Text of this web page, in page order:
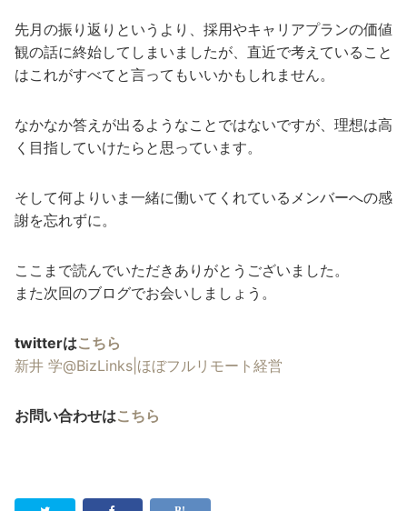
先月の振り返りというより、採用やキャリアプランの価値
観の話に終始してしまいましたが、直近で考えていること
はこれがすべてと言ってもいいかもしれません。
なかなか答えが出るようなことではないですが、理想は高
く目指していけたらと思っています。
そして何よりいま一緒に働いてくれているメンバーへの感
謝を忘れずに。
ここまで読んでいただきありがとうございました。
また次回のブログでお会いしましょう。
twitterはこちら
新井 学@BizLinks|ほぼフルリモート経営
お問い合わせはこちら